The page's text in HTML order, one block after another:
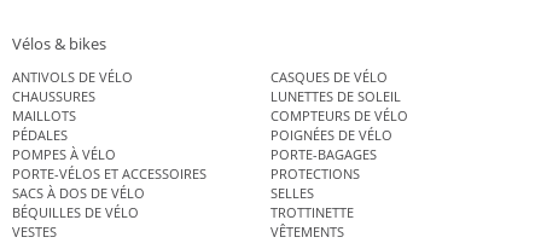
Vélos & bikes
ANTIVOLS DE VÉLO
CASQUES DE VÉLO
CHAUSSURES
LUNETTES DE SOLEIL
MAILLOTS
COMPTEURS DE VÉLO
PÉDALES
POIGNÉES DE VÉLO
POMPES À VÉLO
PORTE-BAGAGES
PORTE-VÉLOS ET ACCESSOIRES
PROTECTIONS
SACS À DOS DE VÉLO
SELLES
BÉQUILLES DE VÉLO
TROTTINETTE
VESTES
VÊTEMENTS